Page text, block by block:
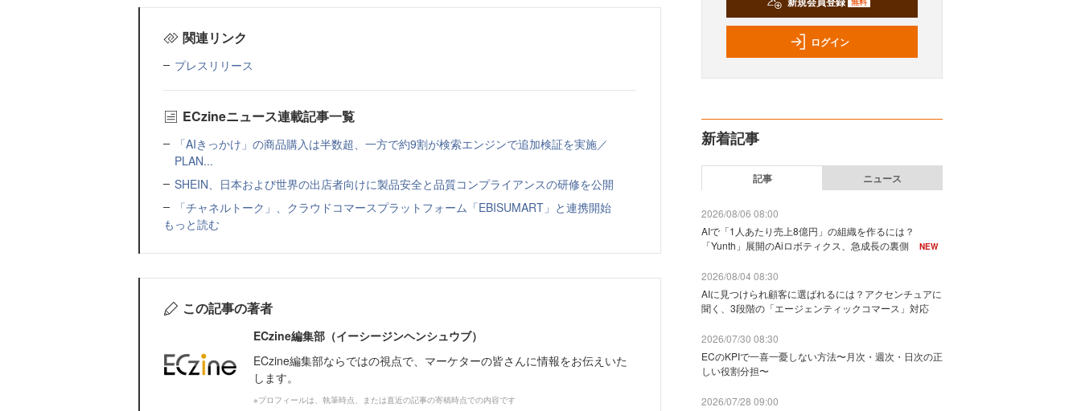
関連リンク
プレスリリース
ECzineニュース連載記事一覧
「AIきっかけ」の商品購入は半数超、一方で約9割が検索エンジンで追加検証を実施／
PLAN...
SHEIN、日本および世界の出店者向けに製品安全と品質コンプライアンスの研修を公開
「チャネルトーク」、クラウドコマースプラットフォーム「EBISUMART」と連携開始
もっと読む
この記事の著者
ECzine編集部（イーシージンヘンシュウブ）
ECzine編集部ならではの視点で、マーケターの皆さんに情報をお伝えいた
します。
※プロフィールは、執筆時点、または直近の記事の寄稿時点での内容です
ログイン
新着記事
記事 ニュース
2026/08/06 08:00
AIで「1人あたり売上8億円」の組織を作るには？
「Yunth」展開のAiロボティクス、急成長の裏側
NEW
2026/08/04 08:30
AIに見つけられ顧客に選ばれるには？アクセンチュアに
聞く、3段階の「エージェンティックコマース」対応
2026/07/30 08:30
ECのKPIで一喜一憂しない方法〜月次・週次・日次の正
しい役割分担〜
2026/07/28 09:00